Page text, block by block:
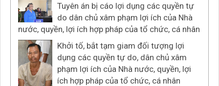
Tuyên án bị cáo lợi dụng các quyền tự
do dân chủ xâm phạm lợi ích của Nhà
nước, quyền, lợi ích hợp pháp của tổ chức, cá nhân
Khởi tố, bắt tạm giam đối tượng lợi
dụng các quyền tự do, dân chủ xâm
phạm lợi ích của Nhà nước, quyền, lợi
ích hợp pháp của tổ chức, cá nhân